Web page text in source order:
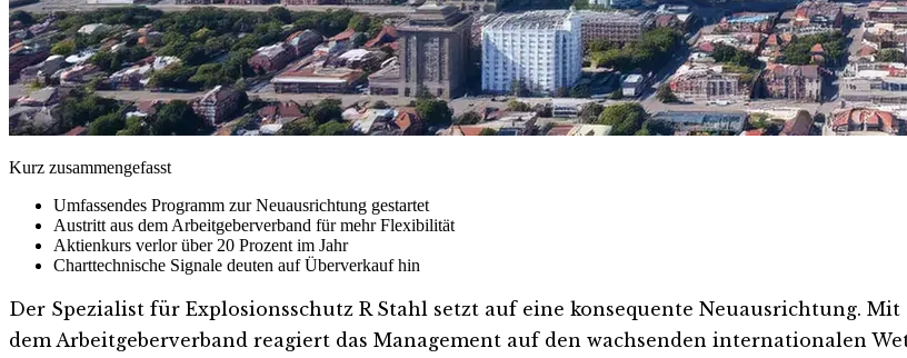
Kurz zusammengefasst
Umfassendes Programm zur Neuausrichtung gestartet
Austritt aus dem Arbeitgeberverband für mehr Flexibilität
Aktienkurs verlor über 20 Prozent im Jahr
Charttechnische Signale deuten auf Überverkauf hin
Der Spezialist für Explosionsschutz R Stahl setzt auf eine konsequente Neuausrichtung.
dem Arbeitgeberverband reagiert das Management auf den wachsenden internationalen